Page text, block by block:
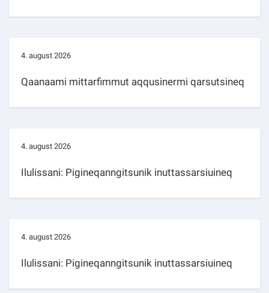
4. august 2026
Qaanaami mittarfimmut aqqusinermi qarsutsineq
4. august 2026
Ilulissani: Pigineqanngitsunik inuttassarsiuineq
4. august 2026
Ilulissani: Pigineqanngitsunik inuttassarsiuineq